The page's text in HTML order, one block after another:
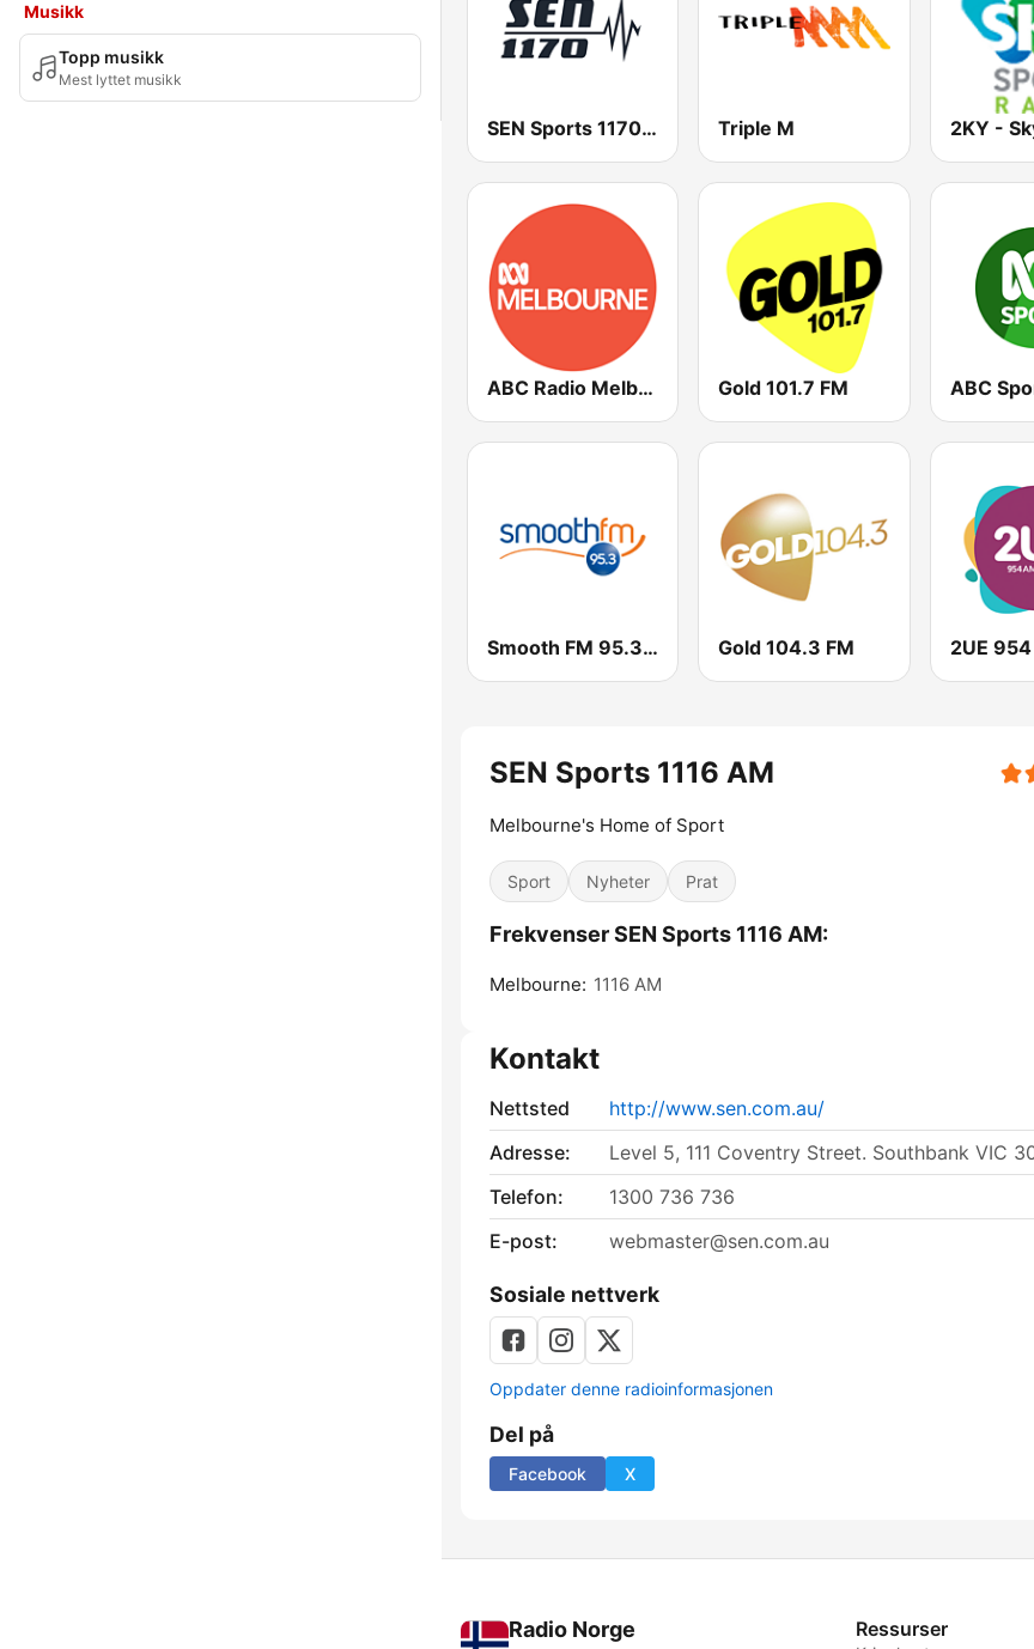
Musikk
Topp musikk
Mest lyttet musikk
SEN Sports 1170 Sydney Triple M
ABC Radio Melbourne Gold 101.7 FM ABC
Smooth FM 95.3 Sydney Gold 104.3 FM 2UE
SEN Sports 1116 AM
Melbourne's Home of Sport
Sport Nyheter Prat
Frekvenser SEN Sports 1116 AM:
Melbourne: 1116 AM
Kontakt
Nettsted
http://www.sen.com.au/
Adresse:
Level 5, 111 Coventry Street. Southbank VIC
Telefon:
1300 736 736
E-post:
webmaster@sen.com.au
Sosiale nettverk
Oppdater denne radioinformasjonen
Del på
Facebook X
Radio Norge Ressurser